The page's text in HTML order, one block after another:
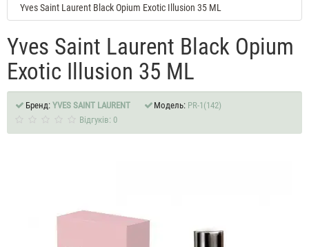
Yves Saint Laurent Black Opium Exotic Illusion 35 ML
Yves Saint Laurent Black Opium
Exotic Illusion 35 ML
Бренд: YVES SAINT LAURENT Модель: PR-1(142)
Відгуків: 0